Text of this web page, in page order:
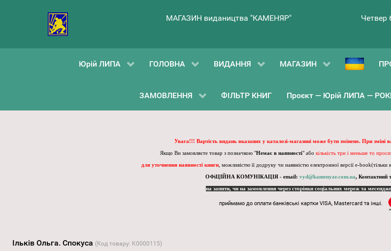
МАГАЗИН видаництва "КАМЕНЯР" Четвер
Юрій ЛИПА ГОЛОВНА ВИДАННЯ МАГАЗИН
ЗАМОВЛЕННЯ ФІЛЬТР КНИГ Проєкт — Юрій ЛИПА —
Увага!!! Вартість видань вказаних у каталозі-магазині може бути змінено. При зміні
Якщо Ви замовляєте товар з позначкою "Немає в наявності" або кількість три і меньше то
для уточнення наявності книги, можливістю її додруку чи наявністю електронної версії e-book(тільки
ОФіЦІЙНА КОМУНІКАЦІЯ - email: vyd@kamenyar.com.ua, Контактний
на запити, чи на замовлення через сторінки соціальних мереж та
приймамо до оплати банківські картки VISA, Mastercard та інші.
Ільків Ольга. Спокуса (Код товару: K0000115)